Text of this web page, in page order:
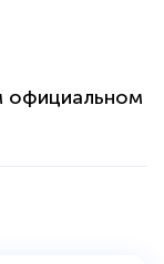
официальном